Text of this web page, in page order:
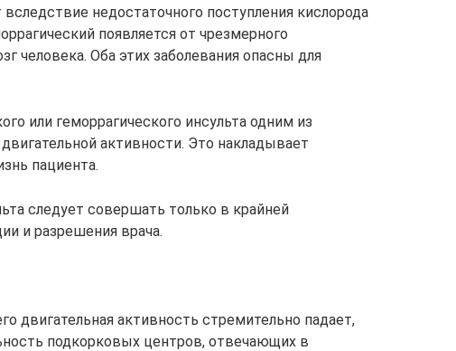
недостаточного поступления кислорода
появляется от чрезмерного
человека. Оба этих заболевания опасны для
или геморрагического инсульта одним из
активности. Это накладывает
пациента.
следует совершать только в крайней
и разрешения врача.
двигательная активность стремительно падает,
подкорковых центров, отвечающих в